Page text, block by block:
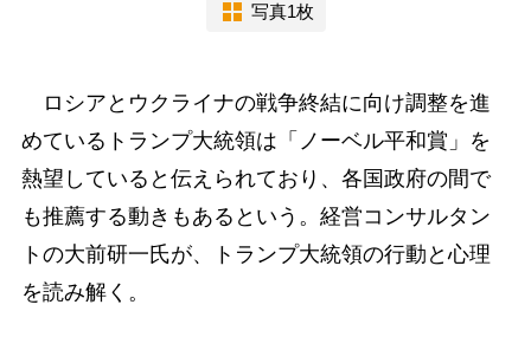
写真1枚
ロシアとウクライナの戦争終結に向け調整を進
めているトランプ大統領は「ノーベル平和賞」を
熱望していると伝えられており、各国政府の間で
も推薦する動きもあるという。経営コンサルタン
トの大前研一氏が、トランプ大統領の行動と心理
を読み解く。